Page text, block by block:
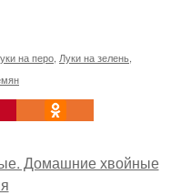
на перо Луки на зелень